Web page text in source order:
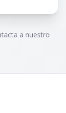
a nuestro